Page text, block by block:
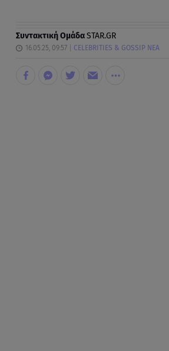
Συντακτική ΟμάδαSTAR.GR
16.05.25, 09:57 CELEBRITIES & GOSSIP ΝΕΑ